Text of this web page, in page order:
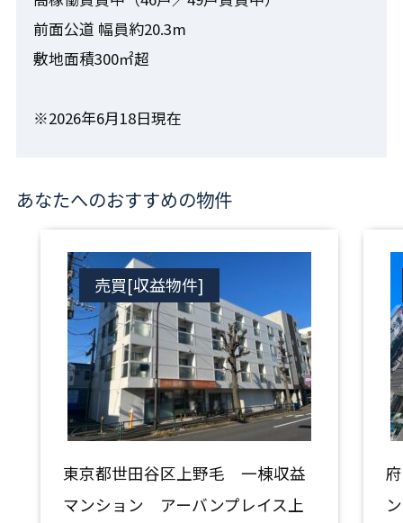
前面公道 幅員約20.3m
敷地面積300㎡超
※2026年6月18日現在
あなたへのおすすめの物件
売買[収益物件]
東京都世田谷区上野毛 一棟収益
マンション アーバンプレイス上